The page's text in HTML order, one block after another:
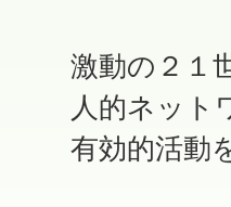
激動の２１
人的ネット
有効的活動